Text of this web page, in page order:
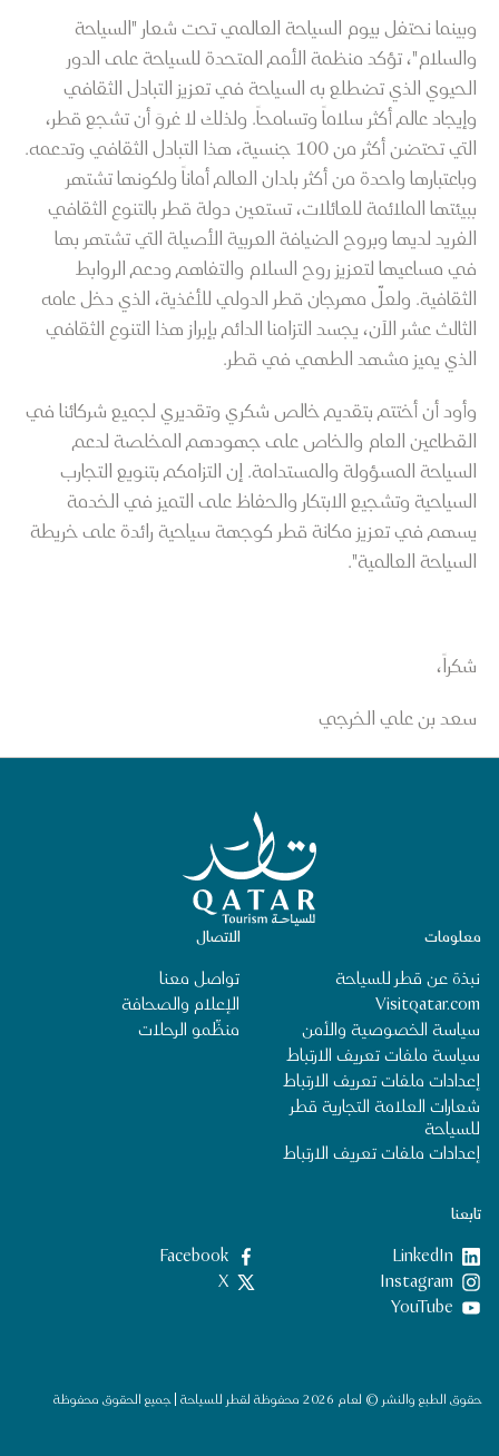
وبينما نحتفل بيوم السياحة العالمي تحت شعار "السياحة
والسلام"، تؤكد منظمة الأمم المتحدة للسياحة على الدور
الحيوي الذي تضطلع به السياحة في تعزيز التبادل الثقافي
وإيجاد عالم أكثر سلاماً وتسامحاً. ولذلك لا غروَ أن تشجع قطر،
التي تحتضن أكثر من 100 جنسية، هذا التبادل الثقافي وتدعمه.
وباعتبارها واحدة من أكثر بلدان العالم أماناً ولكونها تشتهر
ببيئتها الملائمة للعائلات، تستعين دولة قطر بالتنوع الثقافي
الفريد لديها وبروح الضيافة العربية الأصيلة التي تشتهر بها
في مساعيها لتعزيز روح السلام والتفاهم ودعم الروابط
الثقافية. ولعلّ مهرجان قطر الدولي للأغذية، الذي دخل عامه
الثالث عشر الآن، يجسد التزامنا الدائم بإبراز هذا التنوع الثقافي
الذي يميز مشهد الطهي في قطر.
وأود أن أختتم بتقديم خالص شكري وتقديري لجميع شركائنا في
القطاعين العام والخاص على جهودهم المخلصة لدعم
السياحة المسؤولة والمستدامة. إن التزامكم بتنويع التجارب
السياحية وتشجيع الابتكار والحفاظ على التميز في الخدمة
يسهم في تعزيز مكانة قطر كوجهة سياحية رائدة على خريطة
السياحة العالمية".
شكراً،
سعد بن علي الخرجي
الصفحة الرئيسية لقطر للسياحة
تابعنا
LinkedIn
‎Facebook‏
‎Instagram‏
X
YouTube
الاتصال
تواصل معنا
الإعلام والصحافة
منظِّمو الرحلات
معلومات
نبذة عن قطر للسياحة
Visitqatar.com
سياسة الخصوصية والأمن
سياسة ملفات تعريف الارتباط
إعدادات ملفات تعريف الارتباط
شعارات العلامة التجارية قطر
للسياحة
إعدادات ملفات تعريف الارتباط
حقوق الطبع والنشر © لعام 2026 محفوظة لقطر للسياحة | جميع الحقوق محفوظة